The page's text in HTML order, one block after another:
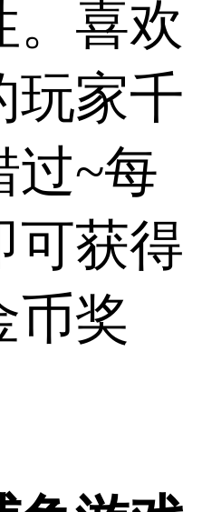
。喜欢
玩家千
过~每
可获得
币奖